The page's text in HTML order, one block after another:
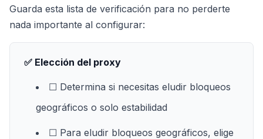
Guarda esta lista de verificación para no perderte
nada importante al configurar:
✅ Elección del proxy
☐ Determina si necesitas eludir bloqueos
geográficos o solo estabilidad
☐ Para eludir bloqueos geográficos, elige